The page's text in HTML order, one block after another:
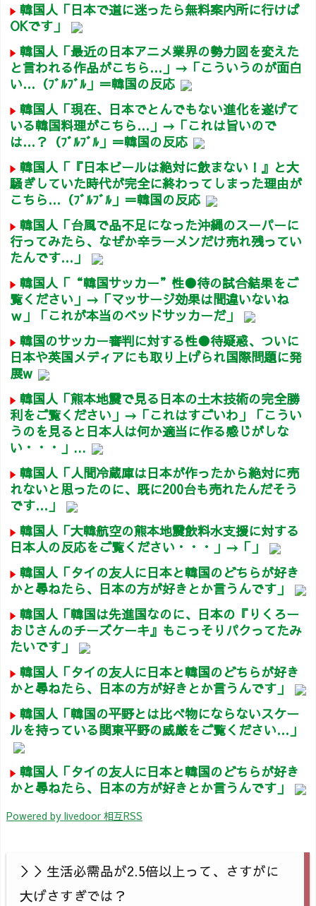
韓国人「日本で道に迷ったら無料案内所に行けば
OKです」
韓国人「最近の日本アニメ業界の勢力図を変えた
と言われる作品がこちら…」→「こういうのが面白
い…（ﾌﾞﾙﾌﾞﾙ」＝韓国の反応
韓国人「現在、日本でとんでもない進化を遂げて
いる韓国料理がこちら…」→「これは旨いので
は…？（ﾌﾞﾙﾌﾞﾙ」＝韓国の反応
韓国人「『日本ビールは絶対に飲まない！』と大
騒ぎしていた時代が完全に終わってしまった理由が
こちら…（ﾌﾞﾙﾌﾞﾙ」＝韓国の反応
韓国人「台風で品不足になった沖縄のスーパーに
行ってみたら、なぜか辛ラーメンだけ売れ残ってい
たんです…」
韓国人「“韓国サッカー”性●待の試合結果をご
覧ください」→「マッサージ効果は間違いないね
ｗ」「これが本当のベッドサッカーだ」
韓国のサッカー審判に対する性●待疑惑、ついに
日本や英国メディアにも取り上げられ国際問題に発
展w
韓国人「熊本地震で見る日本の土木技術の完全勝
利をご覧ください」→「これはすごいわ」「こうい
うのを見ると日本人は何か適当に作る感じがしな
い・・・」...
韓国人「人間冷蔵庫は日本が作ったから絶対に売
れないと思ったのに、既に200台も売れたんだそう
です…」
韓国人「大韓航空の熊本地震飲料水支援に対する
日本人の反応をご覧ください・・・」→「」
韓国人「タイの友人に日本と韓国のどちらが好き
かと尋ねたら、日本の方が好きとか言うんです」
韓国人「韓国は先進国なのに、日本の『りくろー
おじさんのチーズケーキ』もこっそりパクってたみ
たいです」
韓国人「タイの友人に日本と韓国のどちらが好き
かと尋ねたら、日本の方が好きとか言うんです」
韓国人「韓国の平野とは比べ物にならないスケー
ルを持っている関東平野の威厳をご覧ください…」
韓国人「タイの友人に日本と韓国のどちらが好き
かと尋ねたら、日本の方が好きとか言うんです」
Powered by livedoor 相互RSS
＞＞生活必需品が2.5倍以上って、さすがに
大げさすぎでは？